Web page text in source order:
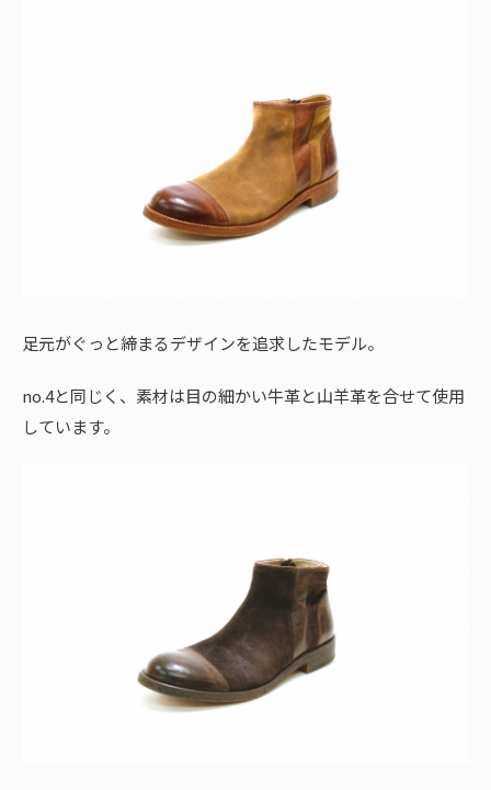
足元がぐっと締まるデザインを追求したモデル。
no.4と同じく、素材は目の細かい牛革と山羊革を合せて使用
しています。